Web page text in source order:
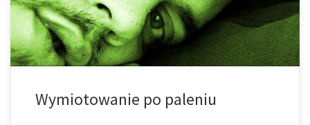
odniesieniu do kannabinoidów. CHS charakteryzuje się
nawracającymi nudnościami, […]
Wymiotowanie po paleniu